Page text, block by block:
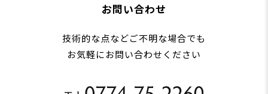
お問い合わせ
技術的な点などご不明な場合でも
お気軽にお問い合わせください